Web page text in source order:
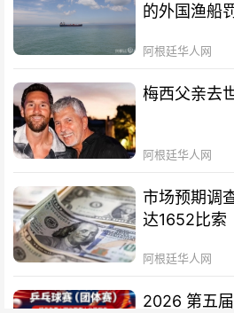
的外国渔船
阿根廷华人网
梅西父亲去
阿根廷华人网
市场预期调
达1652比索
阿根廷华人网
2026 第五